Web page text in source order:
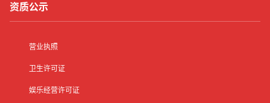
资质公示
营业执照
卫生许可证
娱乐经营许可证